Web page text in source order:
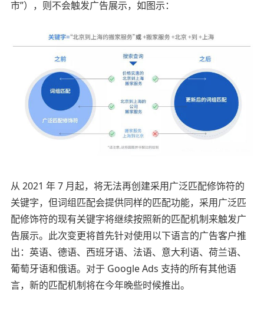
市”），则不会触发广告展示，如图示：
从 2021 年 7 月起，将无法再创建采用广泛匹配修饰符的
关键字，但词组匹配会提供同样的匹配功能，采用广泛匹
配修饰符的现有关键字将继续按照新的匹配机制来触发广
告展示。此次变更将首先针对使用以下语言的广告客户推
出：英语、德语、西班牙语、法语、意大利语、荷兰语、
葡萄牙语和俄语。对于 Google Ads 支持的所有其他语
言，新的匹配机制将在今年晚些时候推出。